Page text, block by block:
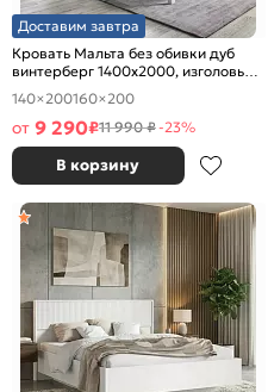
Доставим завтра
Кровать Мальта без обивки дуб
винтерберг 1400x2000, изголовье
жесткое
140×200160×200
от 9 290₽11 990 ₽-23%
В корзину